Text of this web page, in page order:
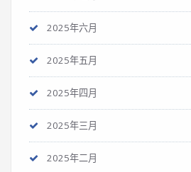
2025年六月
2025年五月
2025年四月
2025年三月
2025年二月